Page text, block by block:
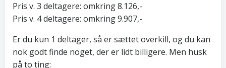
Pris v. 3 deltagere: omkring 8.126,-
Pris v. 4 deltagere: omkring 9.907,-
Er du kun 1 deltager, så er sættet overkill, og du kan
nok godt finde noget, der er lidt billigere. Men husk
på to ting: